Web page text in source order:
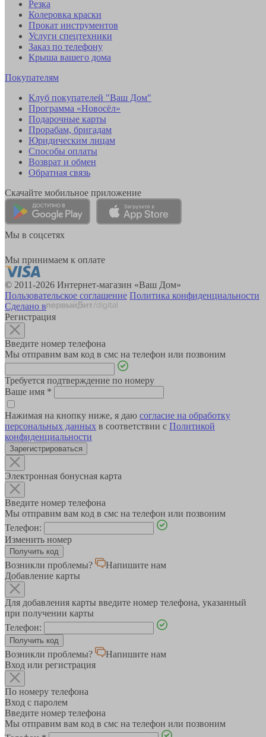
Резка
Колеровка краски
Прокат инструментов
Услуги спецтехники
Заказ по телефону
Крыша вашего дома
Покупателям
Клуб покупателей "Ваш Дом"
Программа «Новосёл»
Подарочные карты
Прорабам, бригадам
Юридическим лицам
Способы оплаты
Возврат и обмен
Обратная связь
Скачайте мобильное приложение
Мы в соцсетях
Мы принимаем к оплате
© 2011-2026 Интернет-магазин «Ваш Дом»
Пользовательское соглашение Политика конфиденциальности
Сделано в
Регистрация
Введите номер телефона
Мы отправим вам код в смс на телефон или позвоним
Требуется подтверждение по номеру
Ваше имя *
Нажимая на кнопку ниже, я даю согласие на обработку
персональных данных в соответствии с Политикой
конфиденциальности
Зарегистрироваться
Электронная бонусная карта
Введите номер телефона
Мы отправим вам код в смс на телефон или позвоним
Телефон:
Изменить номер
Возникли проблемы?
Напишите нам
Добавление карты
Для добавления карты введите номер телефона, указанный
при получении карты
Телефон:
Возникли проблемы?
Напишите нам
Вход или регистрация
По номеру телефона
Вход с паролем
Введите номер телефона
Мы отправим вам код в смс на телефон или позвоним